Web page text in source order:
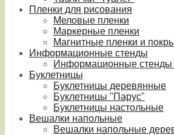
Пленки для рисования
Меловые пленки
Маркерные пленки
Магнитные пленки и
Информационные стенды
Информационные стенды
Буклетницы
Буклетницы деревянные
Буклетницы "Парус"
Буклетницы настольные
Вешалки напольные
Вешалки напольные